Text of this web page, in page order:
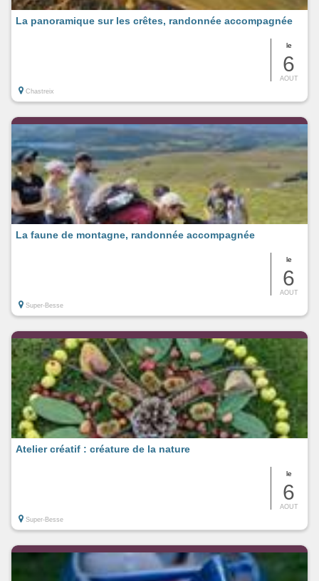
le
6
AOUT
La panoramique sur les crêtes, randonnée accompagnée
Chastreix
le
6
AOUT
La faune de montagne, randonnée accompagnée
Super-Besse
le
6
AOUT
Atelier créatif : créature de la nature
Super-Besse